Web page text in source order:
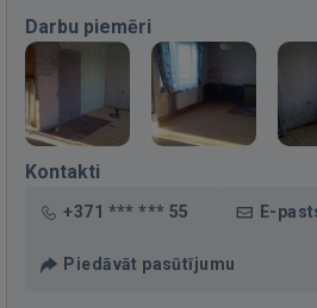
Darbu piemēri
Kontakti
+371 *** *** 55 E-
Piedāvāt pasūtījumu